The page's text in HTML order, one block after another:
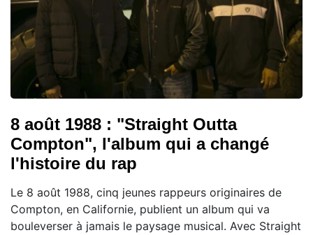
8 août 1988 : "Straight Outta
Compton", l'album qui a changé
l'histoire du rap
Le 8 août 1988, cinq jeunes rappeurs originaires de
Compton, en Californie, publient un album qui va
bouleverser à jamais le paysage musical. Avec Straight